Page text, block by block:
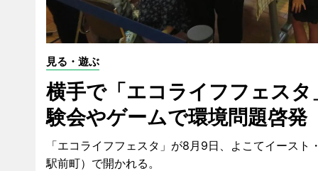
見る・遊ぶ
横手で「エコライフフェス
験会やゲームで環境問題啓発
「エコライフフェスタ」が8月9日、よこてイース
駅前町）で開かれる。